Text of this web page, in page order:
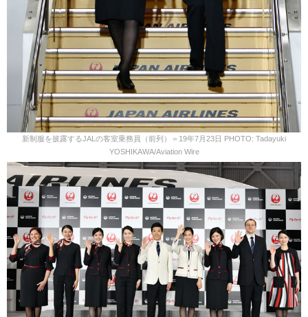
新制服を披露するJALの客室乗務員（前列）＝19年7月23日 PHOTO: Tadayuki
YOSHIKAWA/Aviation Wire